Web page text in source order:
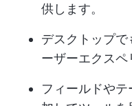
供します。
デスクトップ
ーザーエクスペ
フィールドや